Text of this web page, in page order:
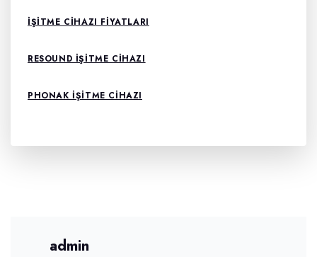
İŞITME CIHAZI FIYATLARI
RESOUND İŞITME CIHAZI
PHONAK İŞITME CIHAZI
admin